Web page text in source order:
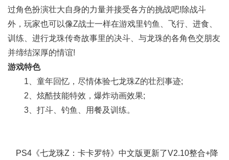
过角色扮演壮大自身的力量并接受各方的挑战吧!除战斗
外，玩家也可以像Z战士一样在游戏里钓鱼、飞行、进食、
训练、进行龙珠传奇故事里的决斗、与龙珠的各角色交朋友
并缔结深厚的情谊!
​游戏特色
1、童年回忆，尽情体验七龙珠Z的壮烈事迹;
2、炫酷技能特效，爆炸动画效果;
3、打斗、钓鱼、用餐及训练。
PS4《七龙珠Z：卡卡罗特》中文版更新了V2.10整合+降